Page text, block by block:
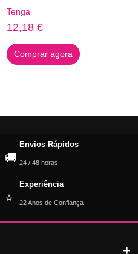
Tenga
12,18€
Comprar agora
🚚
Envios Rápidos
24 / 48 horas
⭐
Experiência
22 Anos de Confiança